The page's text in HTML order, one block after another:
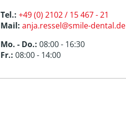
Tel.: +49 (0) 2102 / 15 467 - 21
Mail: anja.ressel@smile-dental.de
Mo. - Do.: 08:00 - 16:30
Fr.: 08:00 - 14:00